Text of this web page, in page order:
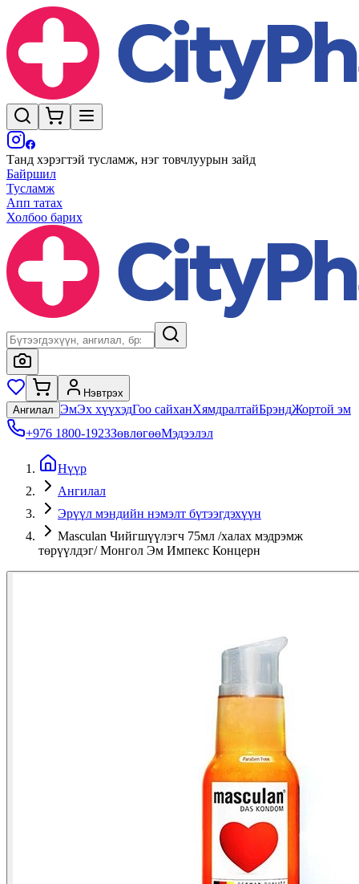
Танд хэрэгтэй тусламж, нэг товчлуурын зайд
Байршил
Тусламж
Апп татах
Холбоо барих
Нэвтрэх
Ангилал ЭмЭх хүүхэдГоо сайханХямдралтайБрэндЖортой эм
+976 1800-1923ЗөвлөгөөМэдээлэл
Нүүр
Ангилал
Эрүүл мэндийн нэмэлт бүтээгдэхүүн
Masculan Чийгшүүлэгч 75мл /халах мэдрэмж
төрүүлдэг/ Монгол Эм Импекс Концерн